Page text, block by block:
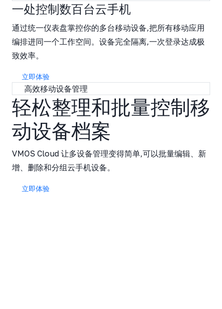
一处控制数百台云手机
通过统一仪表盘掌控你的多台移动设备,把所有移动应用
编排进同一个工作空间。设备完全隔离,一次登录达成极
致效率。
立即体验
高效移动设备管理
轻松整理和批量控制移
动设备档案
VMOS Cloud 让多设备管理变得简单,可以批量编辑、新
增、删除和分组云手机设备。
立即体验